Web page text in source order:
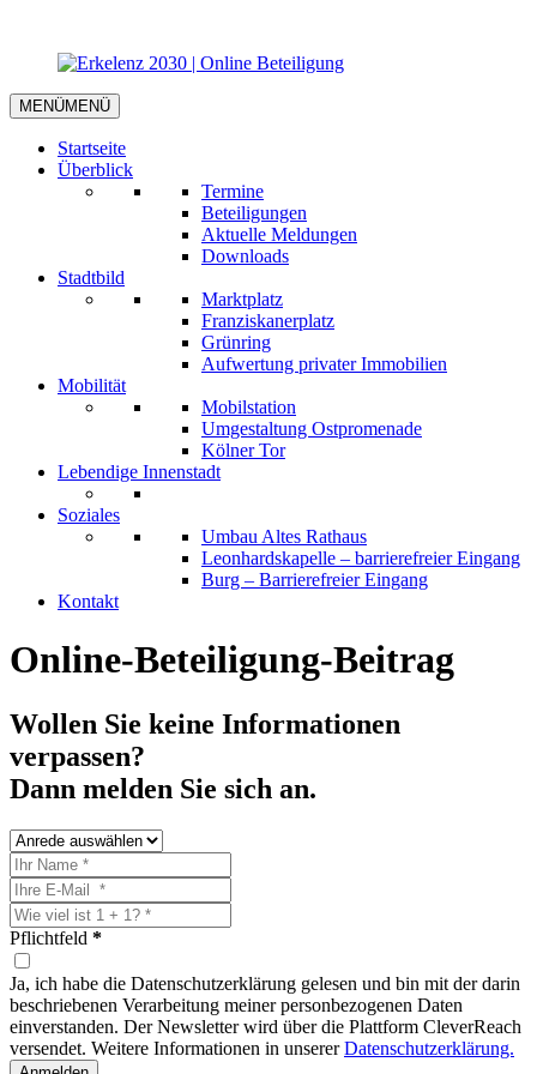
MENÜMENÜ
Startseite
Überblick
Termine
Beteiligungen
Aktuelle Meldungen
Downloads
Stadtbild
Marktplatz
Franziskanerplatz
Grünring
Aufwertung privater Immobilien
Mobilität
Mobilstation
Umgestaltung Ostpromenade
Kölner Tor
Lebendige Innenstadt
Soziales
Umbau Altes Rathaus
Leonhardskapelle – barrierefreier Eingang
Burg – Barrierefreier Eingang
Kontakt
Online-Beteiligung-Beitrag
Wollen Sie keine Informationen
verpassen?
Dann melden Sie sich an.
Pflichtfeld *
Ja, ich habe die Datenschutzerklärung gelesen und bin mit der darin
beschriebenen Verarbeitung meiner personbezogenen Daten
einverstanden. Der Newsletter wird über die Plattform CleverReach
versendet. Weitere Informationen in unsererDatenschutzerklärung.